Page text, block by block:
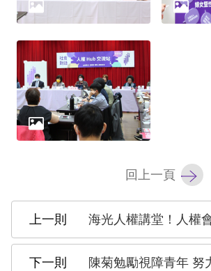
回上一頁
海光人權講堂！人權會第一個與民
陳菊勉勵視障青年 努力學習培